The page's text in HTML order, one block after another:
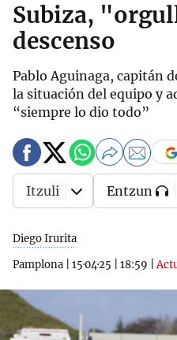
Subiza,
descenso
Pablo Aguinaga, capitán
la situación del equipo y
“siempre lo dio todo”
Diego Irurita
Pamplona
15·04·25 18:59 |
Itzuli Entzun